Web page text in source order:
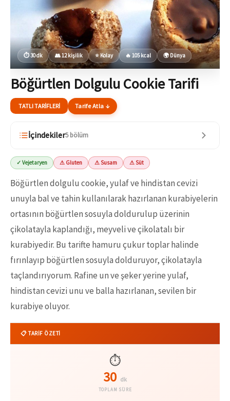
⏱ 30 dk 👥 12 kişilik ⭐ Kolay 🔥 105 kcal 🌍 Dünya
Böğürtlen Dolgulu Cookie Tarifi
TATLI TARIFLERI Tarife Atla ↓
İçindekiler5 bölüm
✓ Vejetaryen ⚠ Gluten ⚠ Susam ⚠ Süt
Böğürtlen dolgulu cookie, yulaf ve hindistan cevizi
unuyla bal ve tahin kullanılarak hazırlanan kurabiyelerin
ortasının böğürtlen sosuyla doldurulup üzerinin
çikolatayla kaplandığı, meyveli ve çikolatalı bir
kurabiyedir. Bu tarifte hamuru çukur toplar halinde
fırınlayıp böğürtlen sosuyla dolduruyor, çikolatayla
taçlandırıyorum. Rafine un ve şeker yerine yulaf,
hindistan cevizi unu ve balla hazırlanan, sevilen bir
kurabiye oluyor.
📋 TARİF ÖZETİ
⏱️
30 dk
TOPLAM SÜRE